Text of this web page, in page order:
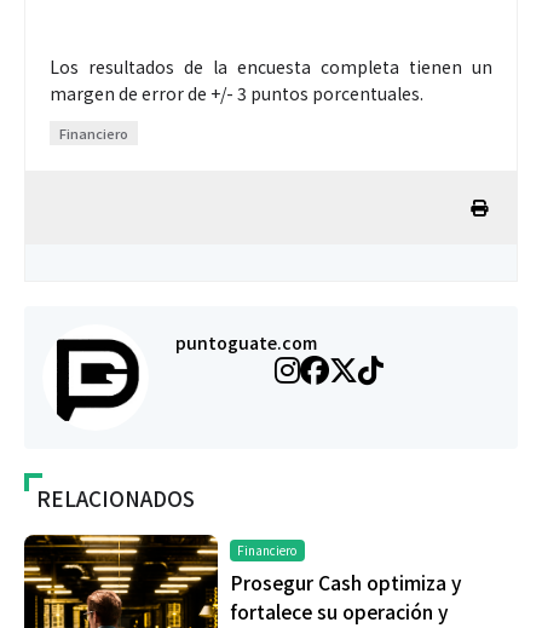
Los resultados de la encuesta completa tienen un
margen de error de +/- 3 puntos porcentuales.
Financiero
puntoguate.com
RELACIONADOS
Financiero
Prosegur Cash optimiza y
fortalece su operación y